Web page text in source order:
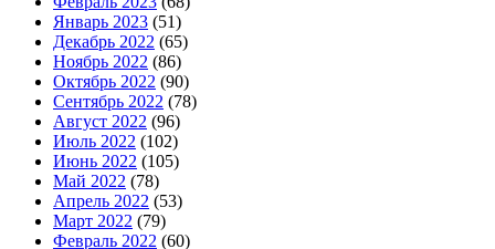
Январь 2023 (51)
Декабрь 2022 (65)
Ноябрь 2022 (86)
Октябрь 2022 (90)
Сентябрь 2022 (78)
Август 2022 (96)
Июль 2022 (102)
Июнь 2022 (105)
Май 2022 (78)
Апрель 2022 (53)
Март 2022 (79)
Февраль 2022 (60)